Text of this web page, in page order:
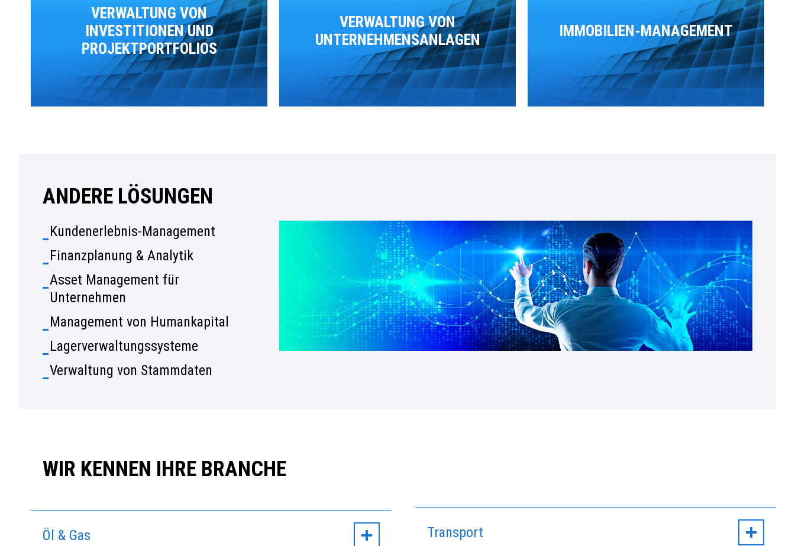
VERWALTUNG VON
INVESTITIONEN UND
PROJEKTPORTFOLIOS
VERWALTUNG VON
UNTERNEHMENSANLAGEN
IMMOBILIEN-MANAGEMENT
ANDERE LÖSUNGEN
Kundenerlebnis-Management
Finanzplanung & Analytik
Asset Management für
Unternehmen
Management von Humankapital
Lagerverwaltungssysteme
Verwaltung von Stammdaten
WIR KENNEN IHRE BRANCHE
Öl & Gas Transport